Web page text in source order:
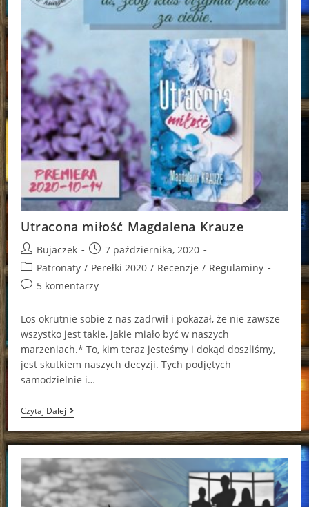
Utracona miłość Magdalena Krauze
Post
author:
Bujaczek
Post
published:
7 października, 2020
Post
category:
Patronaty / Perełki 2020 / Recenzje / Regulaminy
Post5 komentarzy
Los okrutnie sobie z nas zadrwił i pokazał, że nie zawsze
wszystko jest takie, jakie miało być w naszych
marzeniach.* To, kim teraz jesteśmy i dokąd doszliśmy,
jest skutkiem naszych decyzji. Tych podjętych
samodzielnie i…
Czytaj DalejUtracona
Miłość
Magdalena
Krauze